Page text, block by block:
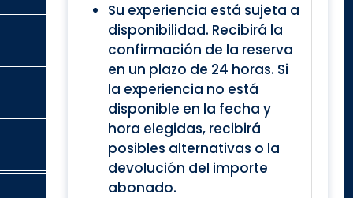
Su experiencia está sujeta a
disponibilidad. Recibirá la
confirmación de la reserva
en un plazo de 24 horas. Si
la experiencia no está
disponible en la fecha y
hora elegidas, recibirá
posibles alternativas o la
devolución del importe
abonado.